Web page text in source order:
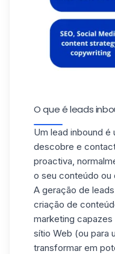
O que é leads
Um lead inbound
descobre e
proactiva,
o seu conteúdo ou
A geração de leads
criação de
marketing
sítio Web (ou para
transformar em